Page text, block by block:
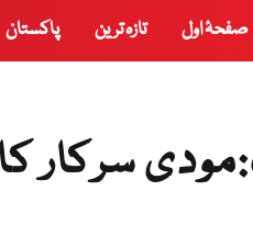
صفحۂ اول تازہ ترین پاکستان
سرکار